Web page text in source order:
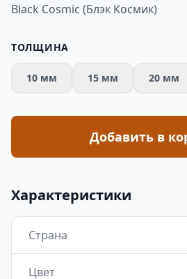
Black Cosmic (Блэк Космик)
ТОЛЩИНА
10 мм 15 мм 20 мм
Добавить в
Характеристики
Страна
Цвет